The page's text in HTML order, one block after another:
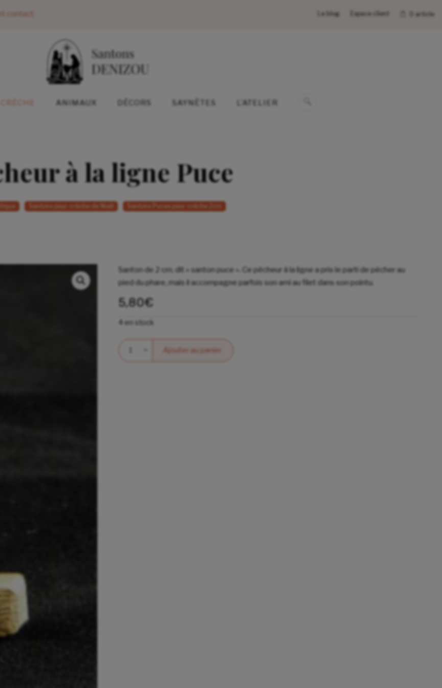
contact Le blog Espace client 0 article
ANIMAUX DÉCORS SAYNÈTES L’ATELIER
à la ligne Puce
Santons pour crèche de Noël Santons Puces pour crèche 2cm
Santon de 2 cm, dit « santon puce ». Ce pêcheur à la ligne a pris le parti de pêcher au
pied du phare, mais il accompagne parfois son ami au filet dans son pointu.
5,80€
4 en stock
Ajouter au panier